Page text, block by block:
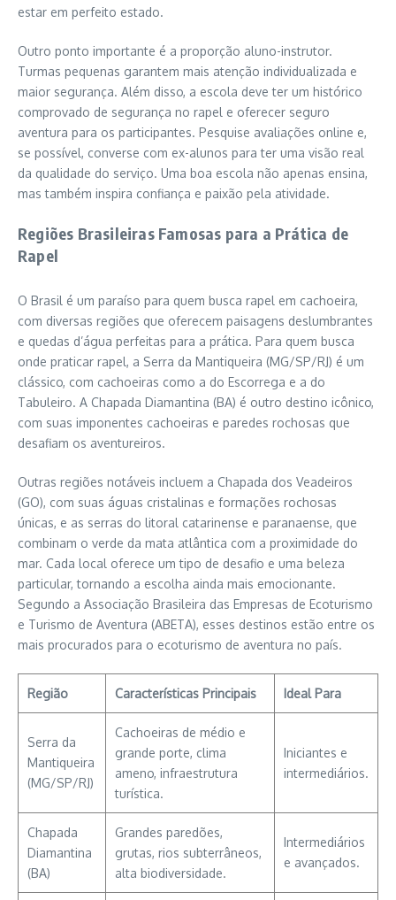
estar em perfeito estado.
Outro ponto importante é a proporção aluno-instrutor.
Turmas pequenas garantem mais atenção individualizada e
maior segurança. Além disso, a escola deve ter um histórico
comprovado de segurança no rapel e oferecer seguro
aventura para os participantes. Pesquise avaliações online e,
se possível, converse com ex-alunos para ter uma visão real
da qualidade do serviço. Uma boa escola não apenas ensina,
mas também inspira confiança e paixão pela atividade.
Regiões Brasileiras Famosas para a Prática de
Rapel
O Brasil é um paraíso para quem busca rapel em cachoeira,
com diversas regiões que oferecem paisagens deslumbrantes
e quedas d’água perfeitas para a prática. Para quem busca
onde praticar rapel, a Serra da Mantiqueira (MG/SP/RJ) é um
clássico, com cachoeiras como a do Escorrega e a do
Tabuleiro. A Chapada Diamantina (BA) é outro destino icônico,
com suas imponentes cachoeiras e paredes rochosas que
desafiam os aventureiros.
Outras regiões notáveis incluem a Chapada dos Veadeiros
(GO), com suas águas cristalinas e formações rochosas
únicas, e as serras do litoral catarinense e paranaense, que
combinam o verde da mata atlântica com a proximidade do
mar. Cada local oferece um tipo de desafio e uma beleza
particular, tornando a escolha ainda mais emocionante.
Segundo a Associação Brasileira das Empresas de Ecoturismo
e Turismo de Aventura (ABETA), esses destinos estão entre os
mais procurados para o ecoturismo de aventura no país.
Região Características Principais Ideal Para
Serra da
Mantiqueira
(MG/SP/RJ)
Cachoeiras de médio e
grande porte, clima
ameno, infraestrutura
turística.
Iniciantes e
intermediários.
Chapada
Diamantina
(BA)
Grandes paredões,
grutas, rios subterrâneos,
alta biodiversidade.
Intermediários
e avançados.